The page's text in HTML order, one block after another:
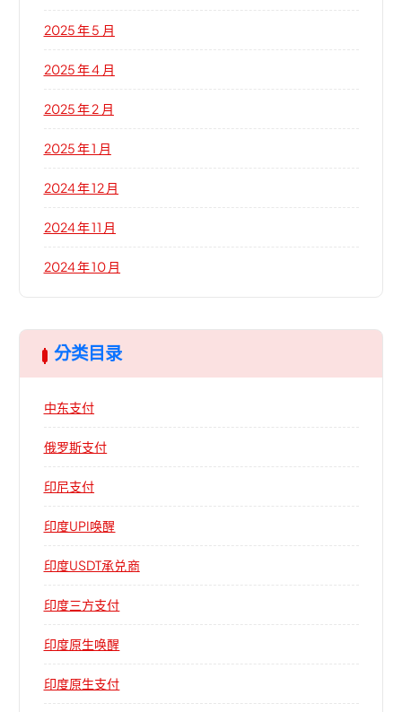
2025 年 5 月
2025 年 4 月
2025 年 2 月
2025 年 1 月
2024 年 12 月
2024 年 11 月
2024 年 10 月
分类目录
中东支付
俄罗斯支付
印尼支付
印度UPI唤醒
印度USDT承兑商
印度三方支付
印度原生唤醒
印度原生支付